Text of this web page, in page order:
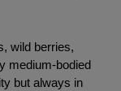
wild berries,
medium-bodied
but always in